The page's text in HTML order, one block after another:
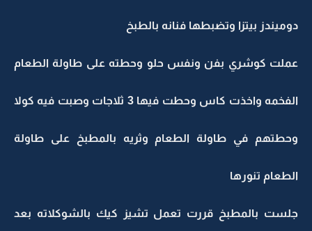
دوميندز بيتزا وتضبطها فنانه بالطبخ
عملت كوشري بفن ونفس حلو وحطته على طاولة الطعام
الفخمه واخذت كاس وحطت فيها 3 ثلاجات وصبت فيه كولا
وحطتهم في طاولة الطعام وثريه بالمطبخ على طاولة
الطعام تنورها
جلست بالمطبخ قررت تعمل تشيز كيك بالشوكلاته بعد